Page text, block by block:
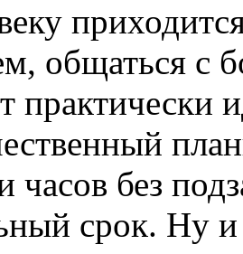
общаться с
практически
часов без
срок. Ну и